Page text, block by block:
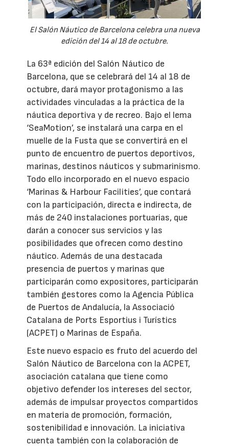
El Salón Náutico de Barcelona celebra una nueva
edición del 14 al 18 de octubre.
La 63ª edición del Salón Náutico de
Barcelona, que se celebrará del 14 al 18 de
octubre, dará mayor protagonismo a las
actividades vinculadas a la práctica de la
náutica deportiva y de recreo. Bajo el lema
‘SeaMotion’, se instalará una carpa en el
muelle de la Fusta que se convertirá en el
punto de encuentro de puertos deportivos,
marinas, destinos náuticos y submarinismo.
Todo ello incorporado en el nuevo espacio
‘Marinas & Harbour Facilities’, que contará
con la participación, directa e indirecta, de
más de 240 instalaciones portuarias, que
darán a conocer sus servicios y las
posibilidades que ofrecen como destino
náutico. Además de una destacada
presencia de puertos y marinas que
participarán como expositores, participarán
también gestores como la Agencia Pública
de Puertos de Andalucía, la Associació
Catalana de Ports Esportius i Turístics
(ACPET) o Marinas de España.
Este nuevo espacio es fruto del acuerdo del
Salón Náutico de Barcelona con la ACPET,
asociación catalana que tiene como
objetivo defender los intereses del sector,
además de impulsar proyectos compartidos
en materia de promoción, formación,
sostenibilidad e innovación. La iniciativa
cuenta también con la colaboración de